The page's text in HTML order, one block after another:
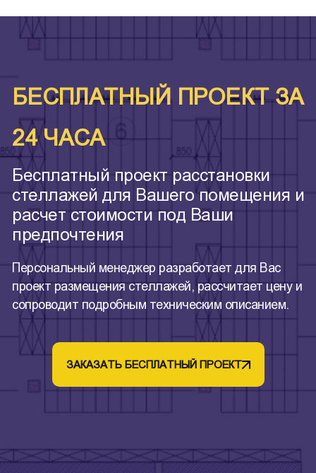
БЕСПЛАТНЫЙ ПРОЕКТ ЗА
24 ЧАСА
Бесплатный проект расстановки
стеллажей для Вашего помещения и
расчет стоимости под Ваши
предпочтения
Персональный менеджер разработает для Вас
проект размещения стеллажей, рассчитает цену и
сопроводит подробным техническим описанием.
ЗАКАЗАТЬ БЕСПЛАТНЫЙ ПРОЕКТ